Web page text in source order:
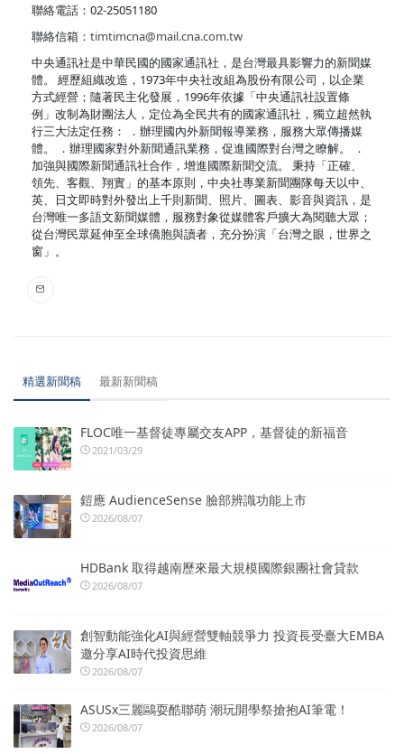
聯絡電話：02-25051180
聯絡信箱： timtimcna@mail.cna.com.tw
中央通訊社是中華民國的國家通訊社，是台灣最具影響力的新聞媒
體。 經歷組織改造，1973年中央社改組為股份有限公司，以企業
方式經營；隨著民主化發展，1996年依據「中央通訊社設置條
例」改制為財團法人，定位為全民共有的國家通訊社，獨立超然執
行三大法定任務： ．辦理國內外新聞報導業務，服務大眾傳播媒
體。 ．辦理國家對外新聞通訊業務，促進國際對台灣之瞭解。 ．
加強與國際新聞通訊社合作，增進國際新聞交流。 秉持「正確、
領先、客觀、翔實」的基本原則，中央社專業新聞團隊每天以中、
英、日文即時對外發出上千則新聞、照片、圖表、影音與資訊，是
台灣唯一多語文新聞媒體，服務對象從媒體客戶擴大為閱聽大眾；
從台灣民眾延伸至全球僑胞與讀者，充分扮演「台灣之眼，世界之
窗」。
精選新聞稿 最新新聞稿
FLOC唯一基督徒專屬交友APP，基督徒的新福音
2021/03/29
鎧應 AudienceSense 臉部辨識功能上市
2026/08/07
HDBank 取得越南歷來最大規模國際銀團社會貸款
2026/08/07
創智動能強化AI與經營雙軸競爭力 投資長受臺大EMBA
邀分享AI時代投資思維
2026/08/07
ASUSx三麗鷗耍酷聯萌 潮玩開學祭搶抱AI筆電！
2026/08/07